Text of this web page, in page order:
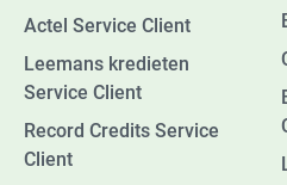
Actel Service Client
Leemans kredieten
Service Client
Record Credits Service
Client